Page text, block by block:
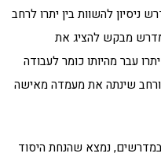
להשוות בין יתרו לרחב
מבקש להציג את
עבר מהיותו כומר לעבודה
ורחב שינתה את מעמדה מאישה
במדרשים, נמצא שהנחת היסוד